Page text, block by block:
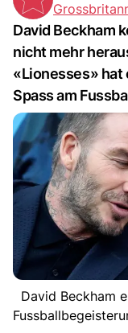
David Beckham
nicht mehr
«Lionesses» hat
Spass am
David Beckham